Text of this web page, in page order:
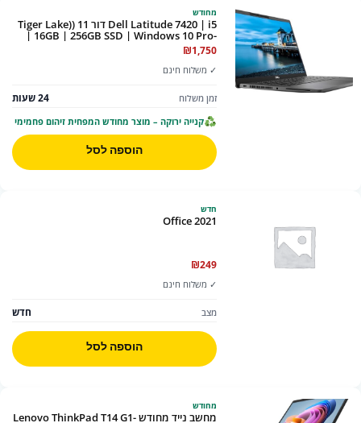
מחודש
Dell Latitude 7420 | i5 דור 11 (Tiger Lake)
| 16GB | 256GB SSD | Windows 10 Pro-
Renew
₪1,750
✓ משלוח חינם
זמן משלוח 24 שעות
קנייה ירוקה – מוצר מחודש המפחית זיהום פחמימי
הוספה לסל
חדש
Office 2021
₪249
✓ משלוח חינם
מצב חדש
הוספה לסל
מחודש
מחשב נייד מחודש -Lenovo ThinkPad T14 G1